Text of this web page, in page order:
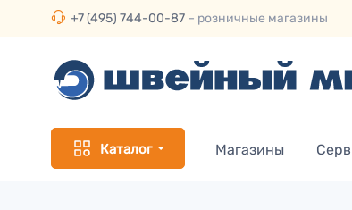
+7 (495) 744-00-87 – розничные магазины
Каталог Магазины